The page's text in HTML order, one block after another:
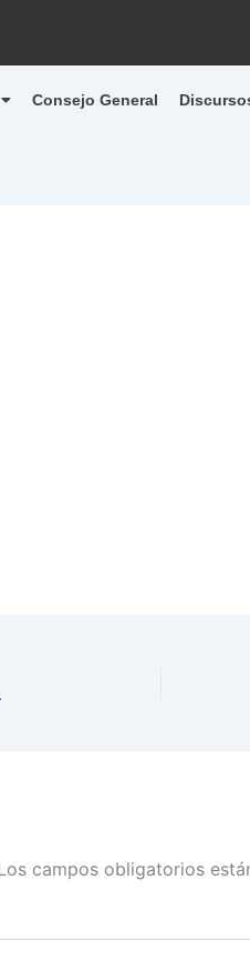
Consejo General
sanitaria
campos obligatorios